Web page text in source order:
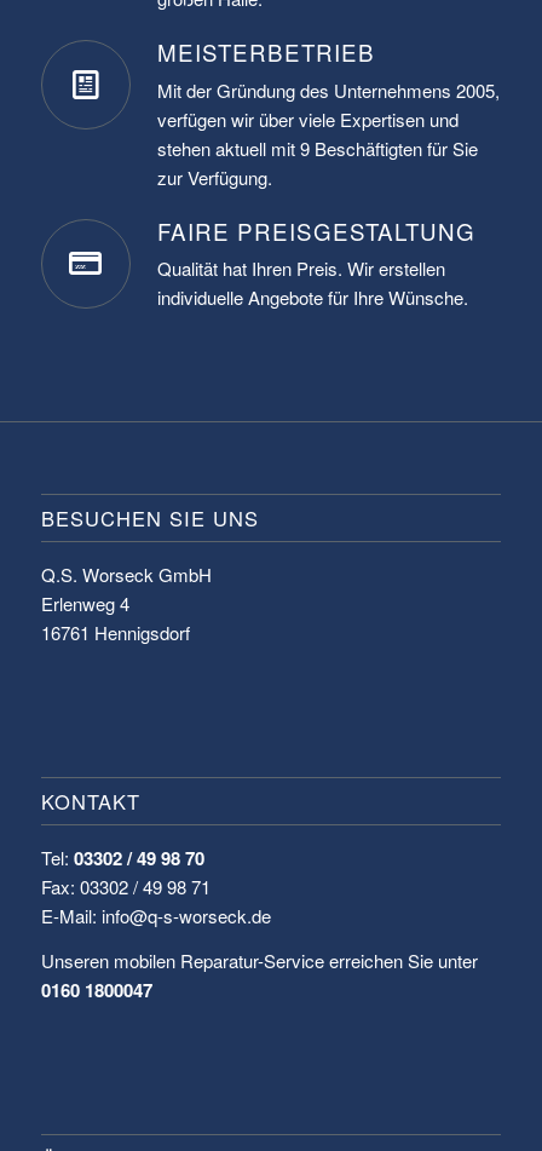
MEISTERBETRIEB
Mit der Gründung des Unternehmens 2005,
verfügen wir über viele Expertisen und
stehen aktuell mit 9 Beschäftigten für Sie
zur Verfügung.
FAIRE PREISGESTALTUNG
Qualität hat Ihren Preis. Wir erstellen
individuelle Angebote für Ihre Wünsche.
BESUCHEN SIE UNS
Q.S. Worseck GmbH
Erlenweg 4
16761 Hennigsdorf
KONTAKT
Tel: 03302 / 49 98 70
Fax: 03302 / 49 98 71
E-Mail: info@q-s-worseck.de
Unseren mobilen Reparatur-Service erreichen Sie unter
0160 1800047